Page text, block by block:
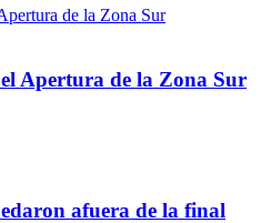
Apertura de la Zona Sur
afuera de la final